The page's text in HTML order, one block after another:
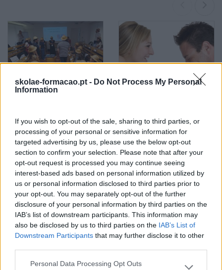
skolae-formacao.pt - Do Not Process My Personal
Information
If you wish to opt-out of the sale, sharing to third parties, or
processing of your personal or sensitive information for
targeted advertising by us, please use the below opt-out
section to confirm your selection. Please note that after your
opt-out request is processed you may continue seeing
interest-based ads based on personal information utilized by
us or personal information disclosed to third parties prior to
your opt-out. You may separately opt-out of the further
disclosure of your personal information by third parties on the
IAB’s list of downstream participants. This information may
also be disclosed by us to third parties on the IAB’s List of
Downstream Participants that may further disclose it to other
Personal Data Processing Opt Outs
Gamificação No
Desenvolvimento De
Competências
Também Se Aprende
Pesquisa